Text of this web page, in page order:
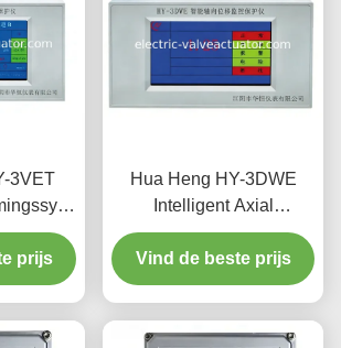
3VET
en
prijs
Hua Heng HY-3DWE
Intelligent Axial
Displacement &
Differential Expansion
Monitor
Vind de beste prijs